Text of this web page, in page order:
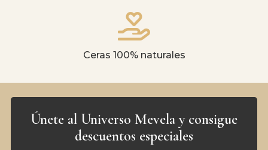
Ceras 100% naturales
Únete al Universo Mevela y consigue
descuentos especiales